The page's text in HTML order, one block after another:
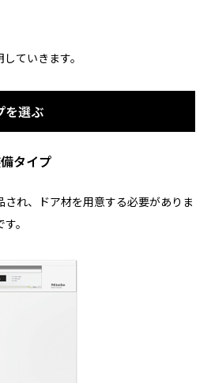
ていきます。
を選ぶ
タイプ
れ、ドア材を用意する必要がありま
。